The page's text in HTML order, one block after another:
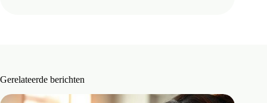
Gerelateerde berichten